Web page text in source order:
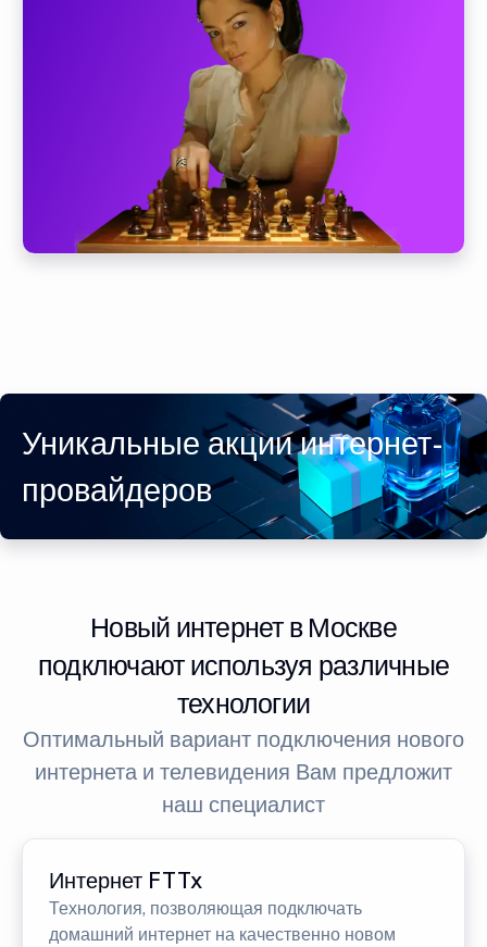
Уникальные акции интернет-
провайдеров
Новый интернет в Москве
подключают используя различные
технологии
Оптимальный вариант подключения нового
интернета и телевидения Вам предложит
наш специалист
Интернет FTTx
Технология, позволяющая подключать
домашний интернет на качественно новом